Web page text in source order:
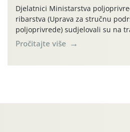
Djelatnici Ministarstva
ribarstva (Uprava za stručnu
poljoprivrede) sudjelovali su na
forumu, održanom 24.07.2026.
tradicije u Putnikovićima na
Pročitajte više